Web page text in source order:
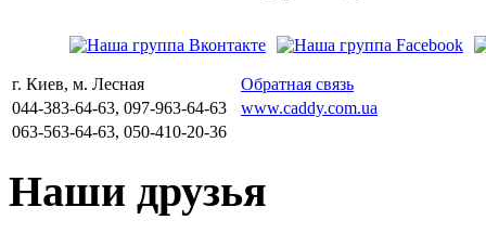
г. Киев, м. Лесная
Обратная связь
044-383-64-63, 097-963-64-63
www.caddy.com.ua
063-563-64-63, 050-410-20-36
Наши друзья